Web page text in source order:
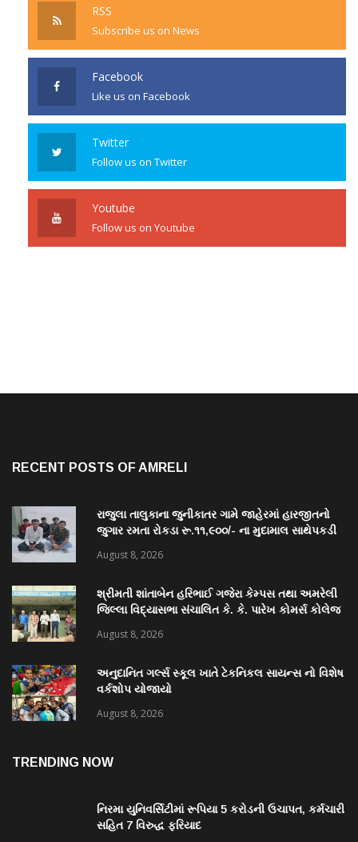
RSS
Subscribe us on News
Facebook
Like us on Facebook
Twitter
Follow us on Twitter
Youtube
Follow us on Youtube
RECENT POSTS OF AMRELI
રાજુલા તાલુકાના જુનીકાતર ગામે જાહેરમાં હારજીતનો
જુગાર રમતા રોકડા રૂ.૧૧,૯૦૦/- ના મુદામાલ સાથેપકડી
August 8, 2026
શ્રીમતી શાંતાબેન હરિભાઈ ગજેરા કેમ્પસ તથા અમરેલી
જિલ્લા વિદ્યાસભા સંચાલિત કે. કે. પારેખ કોમર્સ કોલેજ
August 8, 2026
અનુદાનિત ગર્લ્સ સ્કૂલ ખાતે ટેકનિકલ સાયન્સ નો વિશેષ
વર્કશોપ યોજાયો
August 8, 2026
TRENDING NOW
નિરમા યુનિવર્સિટીમાં રૂપિયા 5 કરોડની ઉચાપત, કર્મચારી
સહિત 7 વિરુદ્ધ ફરિયાદ